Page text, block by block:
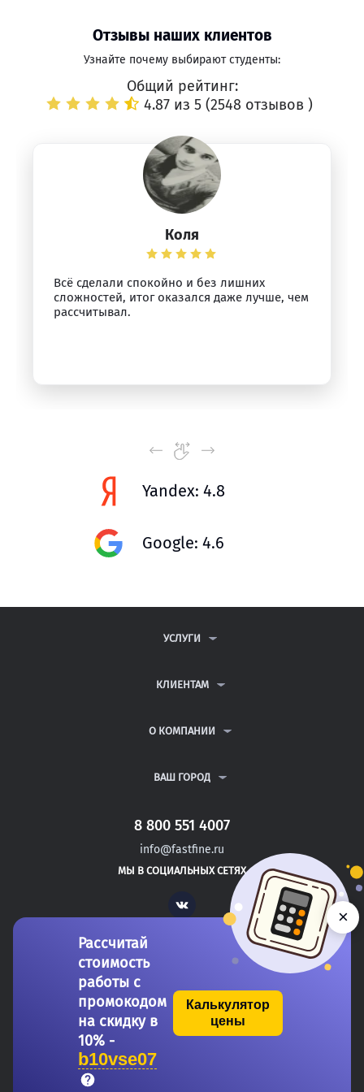
Отзывы наших клиентов
Узнайте почему выбирают студенты:
Общий рейтинг:
4.87 из 5 (2548 отзывов )
Коля
Всё сделали спокойно и без лишних
сложностей, итог оказался даже лучше, чем
рассчитывал.
Yandex: 4.8
Google: 4.6
УСЛУГИ
ДИПЛОМНЫЕ РАБОТЫ
РЕФЕРАТЫ
КЛИЕНТАМ
ВОПРОСЫ И ОТВЕТЫ
ПОЛИТИКА КОНФИДЕНЦИАЛЬНОСТИ
О КОМПАНИИ
КОНТАКТЫ
ВАШ ГОРОД
САНКТ-ПЕТЕРБУРГ
ЧАЙКОВСКИЙ
ЧЕРЕПОВЕЦ
8 800 551 4007
info@fastfine.ru
МЫ В СОЦИАЛЬНЫХ СЕТЯХ
Vk
Copyright 2011-2026 FastFine.ru
Общество с ограниченной ответственностью «Форстад» ОГРН: 1137746693457 ИНН/КПП:
Рассчитай
стоимость
работы с
промокодом
на скидку в
10% -
b10vse07
Калькулятор
цены
×